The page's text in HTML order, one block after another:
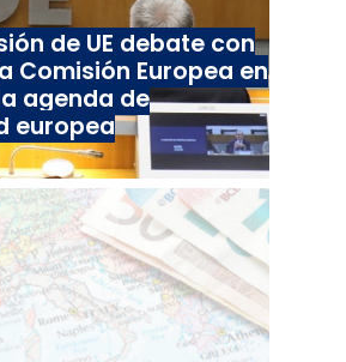
de UE debate con
Comisión Europea en
agenda de
europea